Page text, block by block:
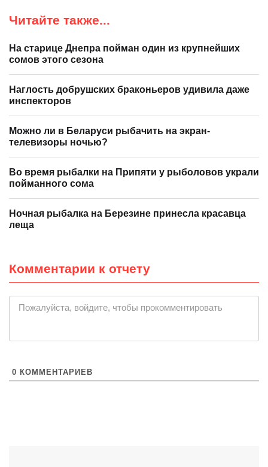
Читайте также...
На старице Днепра пойман один из крупнейших
сомов этого сезона
Наглость добрушских браконьеров удивила даже
инспекторов
Можно ли в Беларуси рыбачить на экран-
телевизоры ночью?
Во время рыбалки на Припяти у рыболовов украли
пойманного сома
Ночная рыбалка на Березине принесла красавца
леща
Комментарии к отчету
Пожалуйста, войдите, чтобы прокомментировать
0 КОММЕНТАРИЕВ